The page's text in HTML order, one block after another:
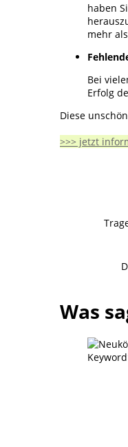
haben
mehr
Bei
Erfolg
Diese
>>> jetzt
Was